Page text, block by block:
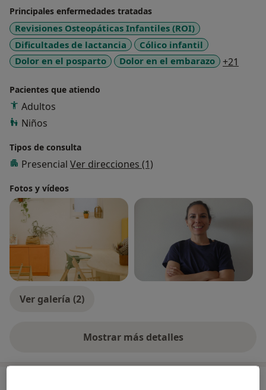
Principales enfermedades tratadas
Revisiones Osteopáticas Infantiles (ROI)
Dificultades de lactancia
Cólico infantil
Dolor en el posparto
Dolor en el embarazo +21
Pacientes que atiendo
Adultos
Niños
Tipos de consulta
Presencial Ver direcciones (1)
Fotos y vídeos
Ver galería (2)
Mostrar más detalles
sobre la experiencia